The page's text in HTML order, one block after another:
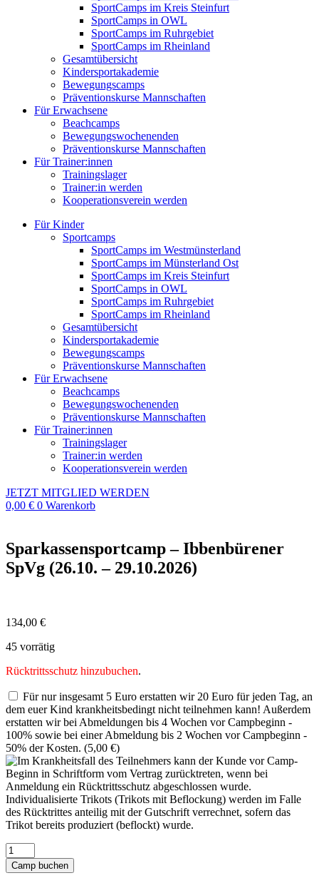
SportCamps im Kreis Steinfurt
SportCamps in OWL
SportCamps im Ruhrgebiet
SportCamps im Rheinland
Gesamtübersicht
Kindersportakademie
Bewegungscamps
Präventionskurse Mannschaften
Für Erwachsene
Beachcamps
Bewegungswochenenden
Präventionskurse Mannschaften
Für Trainer:innen
Trainingslager
Trainer:in werden
Kooperationsverein werden
Für Kinder
Sportcamps
SportCamps im Westmünsterland
SportCamps im Münsterland Ost
SportCamps im Kreis Steinfurt
SportCamps in OWL
SportCamps im Ruhrgebiet
SportCamps im Rheinland
Gesamtübersicht
Kindersportakademie
Bewegungscamps
Präventionskurse Mannschaften
Für Erwachsene
Beachcamps
Bewegungswochenenden
Präventionskurse Mannschaften
Für Trainer:innen
Trainingslager
Trainer:in werden
Kooperationsverein werden
JETZT MITGLIED WERDEN
0,00 € 0 Warenkorb
Sparkassensportcamp – Ibbenbürener
SpVg (26.10. – 29.10.2026)
134,00 €
45 vorrätig
Rücktrittsschutz hinzubuchen.
Für nur insgesamt 5 Euro erstatten wir 20 Euro für jeden Tag, an
dem euer Kind krankheitsbedingt nicht teilnehmen kann! Außerdem
erstatten wir bei Abmeldungen bis 4 Wochen vor Campbeginn -
100% sowie bei einer Abmeldung bis 2 Wochen vor Campbeginn -
50% der Kosten. (5,00 €)
Sparkassensportcamp
-
Ibbenbürener
Camp buchen